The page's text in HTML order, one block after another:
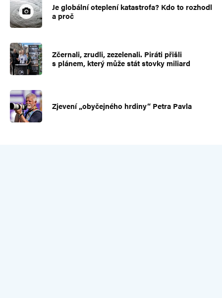
Je globální oteplení katastrofa? Kdo to rozhodl
a proč
Zčernali, zrudli, zezelenali. Piráti přišli
s plánem, který může stát stovky miliard
Zjevení „obyčejného hrdiny“ Petra Pavla